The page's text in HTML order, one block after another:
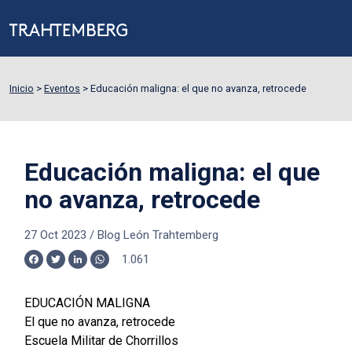
Inicio > Eventos > Educación maligna: el que no avanza, retrocede
Educación maligna: el que
no avanza, retrocede
27 Oct 2023 / Blog León Trahtemberg
Facebook
TwitterLinkedInWhatsApp
1.061
EDUCACIÓN MALIGNA
El que no avanza, retrocede
Escuela Militar de Chorrillos